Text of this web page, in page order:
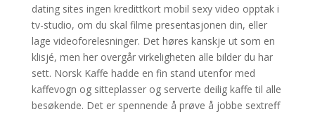
dating sites ingen kredittkort mobil sexy video opptak i
tv-studio, om du skal filme presentasjonen din, eller
lage videoforelesninger. Det høres kanskje ut som en
klisjé, men her overgår virkeligheten alle bilder du har
sett. Norsk Kaffe hadde en fin stand utenfor med
kaffevogn og sitteplasser og serverte deilig kaffe til alle
besøkende. Det er spennende å prøve å jobbe sextreff